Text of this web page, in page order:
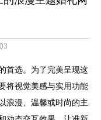
首选。为了完美呈现这
将视觉美感与实用功能
浪漫、温馨或时尚的主